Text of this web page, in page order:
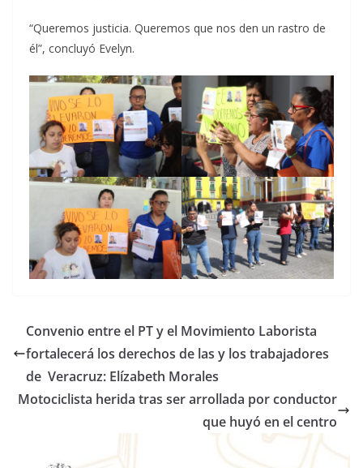
“Queremos justicia. Queremos que nos den un rastro de
él”, concluyó Evelyn.
Convenio entre el PT y el Movimiento Laborista
fortalecerá los derechos de las y los trabajadores
de Veracruz: Elízabeth Morales
Motociclista herida tras ser arrollada por conductor
que huyó en el centro